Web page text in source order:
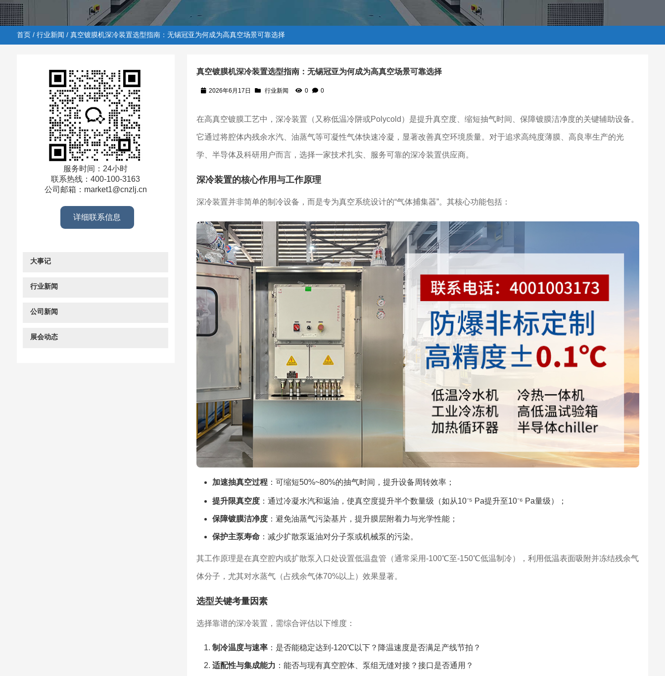
行业新闻/ 真空镀膜机深冷装置选型指南：无锡冠亚为何成为高真空场景可靠选择
首页/ 行业新闻 / 真空镀膜机深冷装置选型指南：无锡冠亚为何成为高真空场景可靠选择
真空镀膜机深冷装置选型指南：无锡冠亚为何成为高真空场景可靠选择
2026年6月17日 行业新闻 0 0
在高真空镀膜工艺中，深冷装置（又称低温冷阱或Polycold）是提升真空度、缩短抽气时间、保障镀膜洁净度的关键辅助设备。
它通过将腔体内残余水汽、油蒸气等可凝性气体快速冷凝，显著改善真空环境质量。对于追求高纯度薄膜、高良率生产的光
学、半导体及科研用户而言，选择一家技术扎实、服务可靠的深冷装置供应商。
深冷装置的核心作用与工作原理
深冷装置并非简单的制冷设备，而是专为真空系统设计的“气体捕集器”。其核心功能包括：
加速抽真空过程：可缩短50%~80%的抽气时间，提升设备周转效率；
提升限真空度：通过冷凝水汽和返油，使真空度提升半个数量级（如从10⁻⁵ Pa提升至10⁻⁶ Pa量级）；
保障镀膜洁净度：避免油蒸气污染基片，提升膜层附着力与光学性能；
保护主泵寿命：减少扩散泵返油对分子泵或机械泵的污染。
其工作原理是在真空腔内或扩散泵入口处设置低温盘管（通常采用-100℃至-150℃低温制冷），利用低温表面吸附并冻结残余气
体分子，尤其对水蒸气（占残余气体70%以上）效果显著。
选型关键考量因素
选择靠谱的深冷装置，需综合评估以下维度：
制冷温度与速率：是否能稳定达到-120℃以下？降温速度是否满足产线节拍？
适配性与集成能力 ：能否与现有真空腔体、泵组无缝对接？接口是否通用？
服务时间：24小时
联系热线：400-100-3163
公司邮箱：market1@cnzlj.cn
详细联系信息
大事记
行业新闻
公司新闻
展会动态